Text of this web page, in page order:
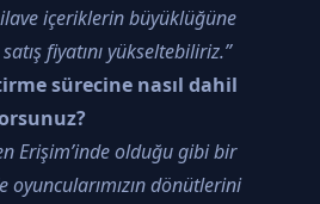
içeriklerin büyüklüğüne
fiyatını yükseltebiliriz.”
sürecine nasıl dahil
Erişim’inde olduğu gibi bir
dönütlerini